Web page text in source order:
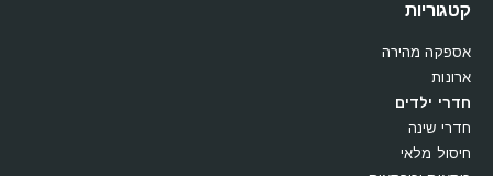
אספקה מהירה
ארונות
חדרי ילדים
חדרי שינה